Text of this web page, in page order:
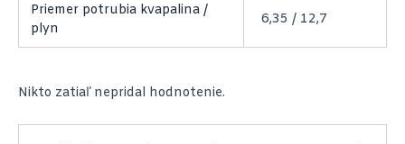
Priemer potrubia kvapalina /
plyn
6,35 / 12,7
Nikto zatiaľ nepridal hodnotenie.